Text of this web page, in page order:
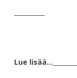
Lue lisää…